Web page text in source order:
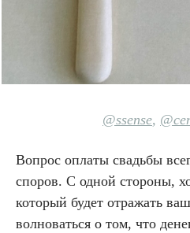
@ssense,
Вопрос оплаты свадьбы
споров. С одной стороны,
который будет отражать
волноваться о том, что